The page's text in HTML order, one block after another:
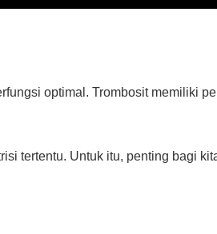
optimal. Trombosit memiliki
tertentu. Untuk itu, penting bagi